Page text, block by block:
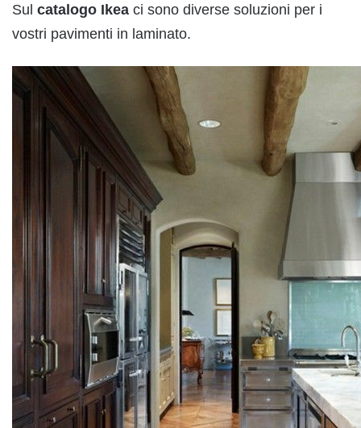
Sul catalogo Ikea ci sono diverse soluzioni per i
vostri pavimenti in laminato.